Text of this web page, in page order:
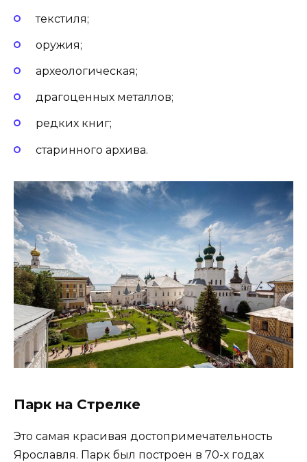
текстиля;
оружия;
археологическая;
драгоценных металлов;
редких книг;
старинного архива.
Парк на Стрелке
Это самая красивая достопримечательность
Ярославля. Парк был построен в 70-х годах